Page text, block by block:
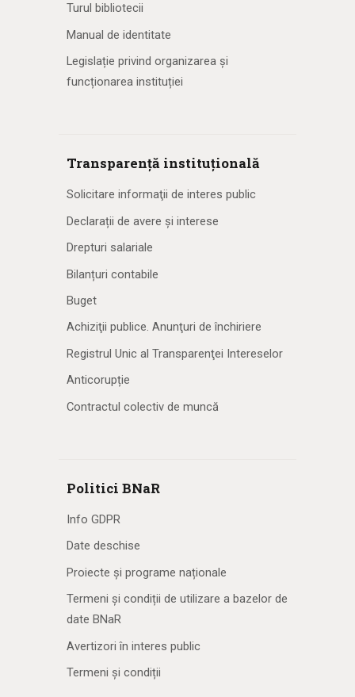
Turul bibliotecii
Manual de identitate
Legislație privind organizarea și
funcționarea instituției
Transparență instituțională
Solicitare informaţii de interes public
Declarații de avere și interese
Drepturi salariale
Bilanțuri contabile
Buget
Achiziţii publice. Anunţuri de închiriere
Registrul Unic al Transparenţei Intereselor
Anticorupție
Contractul colectiv de muncă
Politici BNaR
Info GDPR
Date deschise
Proiecte și programe naționale
Termeni și condiții de utilizare a bazelor de
date BNaR
Avertizori în interes public
Termeni și condiții